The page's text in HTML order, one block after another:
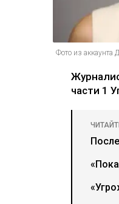
Фото из аккаунта
части 1